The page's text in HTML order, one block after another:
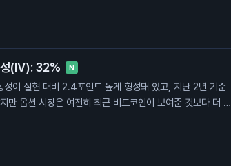
성(IV): 32% N
이 실현 대비 2.4포인트 높게 형성돼 있고, 지난 2년 기준
만 옵션 시장은 여전히 최근 비트코인이 보여준 것보다 더 큰
성이 따라 올라갈까, 아니면 내재 변동성이 계속 눌릴까?